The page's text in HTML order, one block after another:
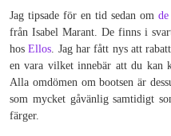
Jag tipsade för en tid sedan om
från Isabel Marant. De finns i
hosEllos . Jag har fått nys att
en vara vilket innebär att du kan
Alla omdömen om bootsen är
som mycket gåvänlig samtidigt
färger.